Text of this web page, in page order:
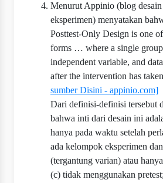
Menurut Appinio (blog
eksperimen) menyatakan
Posttest-Only Design is one
forms … where a single
independent variable, and
after the intervention has
sumber Disini - appinio.com]
Dari definisi-definisi tersebut
bahwa inti dari desain ini
hanya pada waktu setelah
ada kelompok eksperimen
(tergantung varian) atau
(c) tidak menggunakan